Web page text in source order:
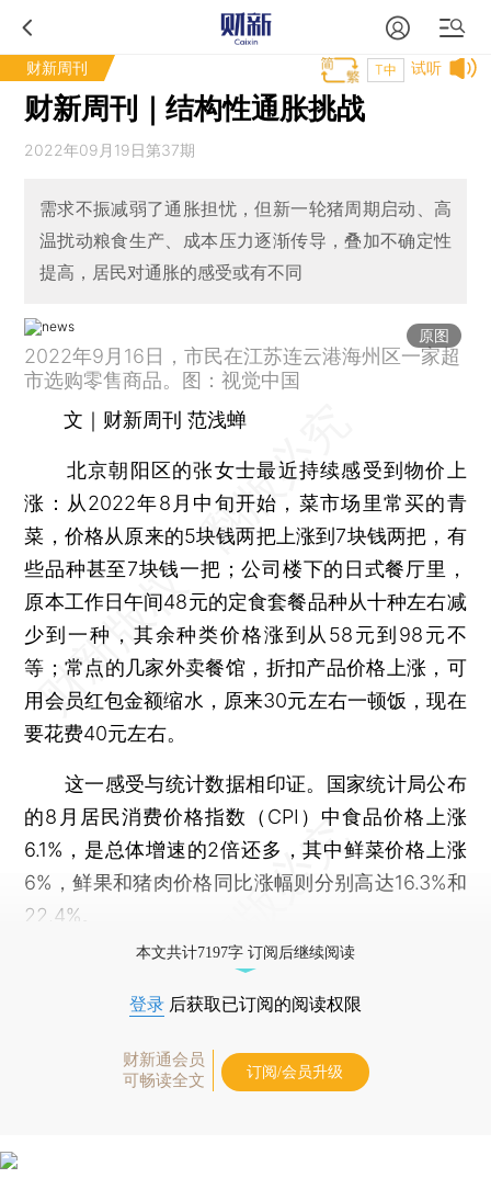
财新周刊 试听
T中
财新周刊｜结构性通胀挑战
2022年09月19日第37期
需求不振减弱了通胀担忧，但新一轮猪周期启动、高
温扰动粮食生产、成本压力逐渐传导，叠加不确定性
提高，居民对通胀的感受或有不同
原图
2022年9月16日，市民在江苏连云港海州区一家超
市选购零售商品。图：视觉中国
文｜财新周刊 范浅蝉
北京朝阳区的张女士最近持续感受到物价上
涨：从2022年8月中旬开始，菜市场里常买的青
菜，价格从原来的5块钱两把上涨到7块钱两把，有
些品种甚至7块钱一把；公司楼下的日式餐厅里，
原本工作日午间48元的定食套餐品种从十种左右减
少到一种，其余种类价格涨到从58元到98元不
等；常点的几家外卖餐馆，折扣产品价格上涨，可
用会员红包金额缩水，原来30元左右一顿饭，现在
要花费40元左右。
这一感受与统计数据相印证。国家统计局公布
的8月居民消费价格指数（CPI）中食品价格上涨
6.1%，是总体增速的2倍还多，其中鲜菜价格上涨
6%，鲜果和猪肉价格同比涨幅则分别高达16.3%和
22.4%。
本文共计7197字 订阅后继续阅读
登录 后获取已订阅的阅读权限
财新通会员
可畅读全文
订阅/会员升级